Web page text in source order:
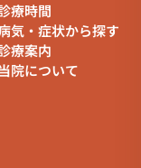
療時間
気・症状から探す
療案内
院について